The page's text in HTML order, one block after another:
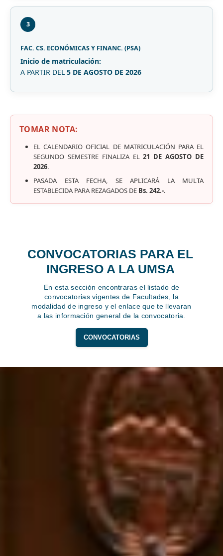
3
FAC. CS. ECONÓMICAS Y FINANC. (PSA)
Inicio de matriculación:
A PARTIR DEL 5 DE AGOSTO DE 2026
TOMAR NOTA:
EL CALENDARIO OFICIAL DE MATRICULACIÓN PARA EL
SEGUNDO SEMESTRE FINALIZA EL21 DE AGOSTO DE
2026.
PASADA ESTA FECHA, SE APLICARÁ LA MULTA
ESTABLECIDA PARA REZAGADOS DE Bs. 242.-.
CONVOCATORIAS PARA EL
INGRESO A LA UMSA
En esta sección encontraras el listado de
convocatorias vigentes de Facultades, la
modalidad de ingreso y el enlace que te llevaran
a las información general de la convocatoria.
CONVOCATORIAS